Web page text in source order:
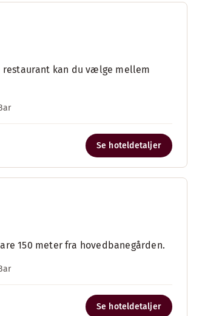
kan du vælge mellem
Se hoteldetaljer
150 meter fra hovedbanegården.
Se hoteldetaljer